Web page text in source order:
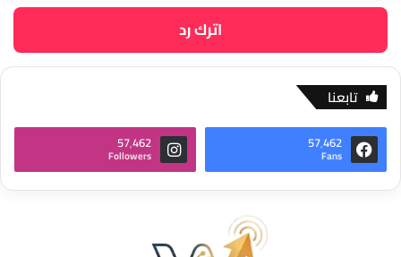
اترك رد
تابعنا
57٬462
Fans
57٬462
Followers